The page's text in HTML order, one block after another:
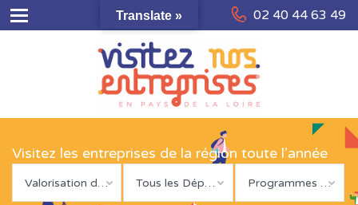
02 40 44 63 49
Visitez les entreprises de la région toute l’année
Valorisation des déchets Tous les Départements Programmes et labels spécifiques
Translate »